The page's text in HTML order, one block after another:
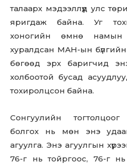
талаарх мэдээллүүд улс
яригдаж байна. Уг
хоногийн өмнө намын
хуралдсан МАН-ын
бөгөөд эрх баригчид
холбоотой бусад
тохиролцсон байна.
Сонгуулийн
болгох нь мөн энэ
агуулга. Энэ агуулгын
76-г нь тойргоос, 76-г